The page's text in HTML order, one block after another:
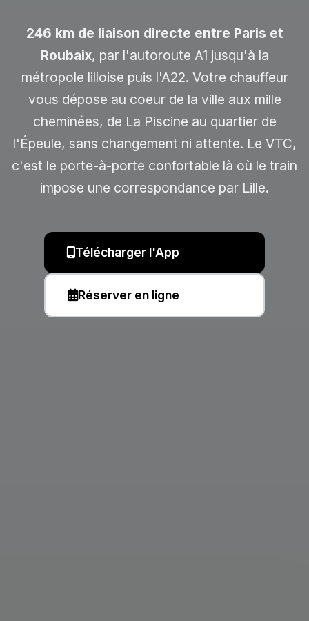
246 km de liaison directe entre Paris et
Roubaix, par l'autoroute A1 jusqu'à la
métropole lilloise puis l'A22. Votre chauffeur
vous dépose au coeur de la ville aux mille
cheminées, de La Piscine au quartier de
l'Épeule, sans changement ni attente. Le VTC,
c'est le porte-à-porte confortable là où le train
impose une correspondance par Lille.
Télécharger l'App
Réserver en ligne